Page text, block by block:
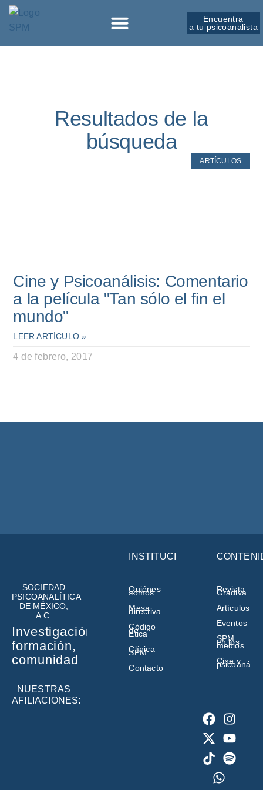
Encuentra
a tu psicoanalista
Resultados de la
búsqueda
ARTÍCULOS
Cine y Psicoanálisis: Comentario
a la película "Tan sólo el fin el
mundo"
LEER ARTÍCULO »
4 de febrero, 2017
SOCIEDAD
PSICOANALÍTICA
DE MÉXICO,
A.C.
Investigación,
formación,
comunidad
NUESTRAS
AFILIACIONES:
INSTITUCIÓN
Quiénes
somos
Mesa
directiva
Código
de
Ética
Clínica
SPM
Contacto
Revista
Gradiva
Artículos
Eventos
SPM
en los
medios
Cine y